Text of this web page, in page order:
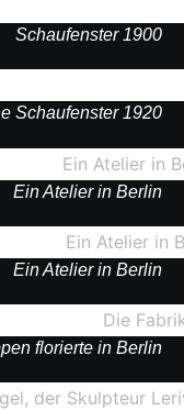
Schaufenster 1900
Schaufenster 1920
Ein Atelier in Berlin
Ein Atelier in Berlin
florierte in Berlin